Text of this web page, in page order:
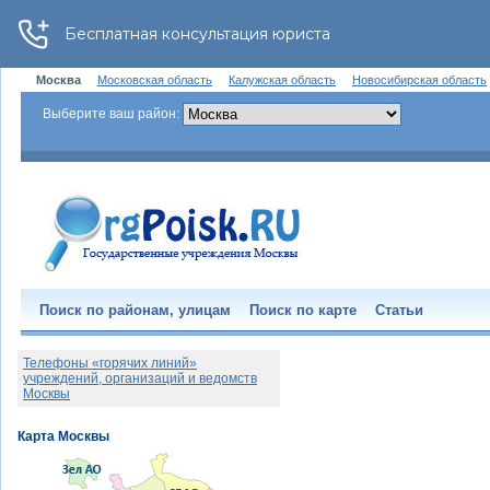
Москва Московская область Калужская область Новосибирская область
Выберите ваш район:
Поиск по районам, улицам Поиск по карте Статьи
Телефоны «горячих линий»
учреждений, организаций и ведомств
Москвы